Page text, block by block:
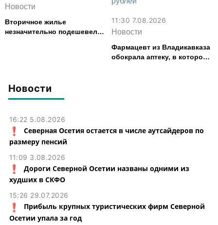
Новости
16:22 5.08.2026
Северная Осетия остается в числе аутсайдеров по
размеру пенсий
11:09 3.08.2026
Дороги Северной Осетии названы одними из
худших в СКФО
15:26 29.07.2026
Прибыль крупных туристических фирм Северной
Осетии упала за год
Новости
Вторичное жилье
незначительно подешевело
11:30 7.08.2026
Новости
Фармацевт из Владикавказа
обокрала аптеку, в которой